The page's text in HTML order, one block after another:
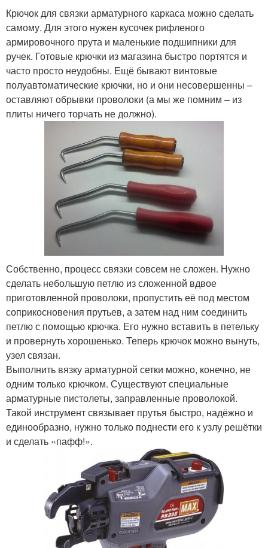
Крючок для связки арматурного каркаса можно сделать
самому. Для этого нужен кусочек рифленого
армировочного прута и маленькие подшипники для
ручек. Готовые крючки из магазина быстро портятся и
часто просто неудобны. Ещё бывают винтовые
полуавтоматические крючки, но и они несовершенны –
оставляют обрывки проволоки (а мы же помним – из
плиты ничего торчать не должно).
Собственно, процесс связки совсем не сложен. Нужно
сделать небольшую петлю из сложенной вдвое
приготовленной проволоки, пропустить её под местом
соприкосновения прутьев, а затем над ним соединить
петлю с помощью крючка. Его нужно вставить в петельку
и провернуть хорошенько. Теперь крючок можно вынуть,
узел связан.
Выполнить вязку арматурной сетки можно, конечно, не
одним только крючком. Существуют специальные
арматурные пистолеты, заправленные проволокой.
Такой инструмент связывает прутья быстро, надёжно и
единообразно, нужно только поднести его к узлу решётки
и сделать «пафф!».